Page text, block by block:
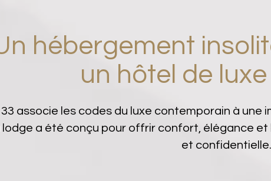
hébergement
un hôtel de
associe les codes du luxe contemporain à une
lodge a été conçu pour offrir confort, élégance
et confidentielle.